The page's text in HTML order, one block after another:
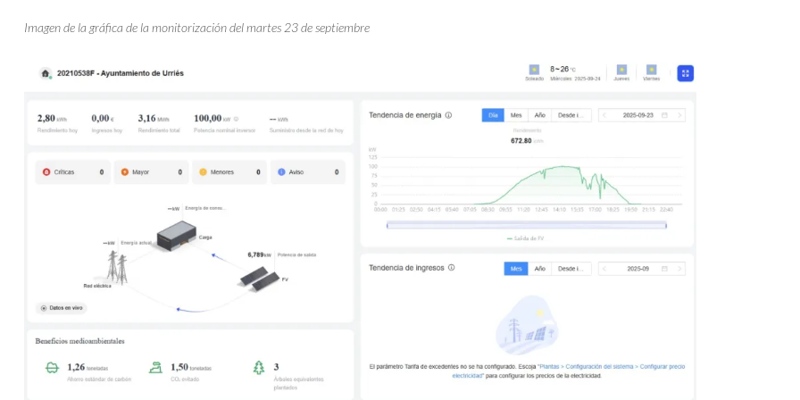
Imagen de la gráfica de la monitorización del martes 23 de septiembre